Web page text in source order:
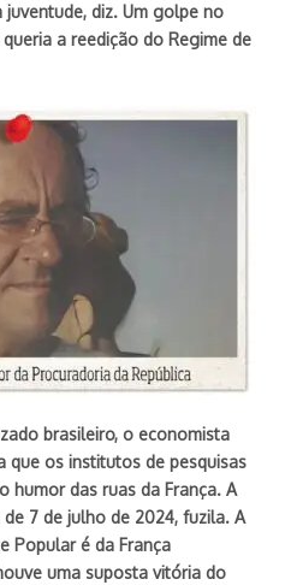
diz. Um golpe no
a reedição do Regime de
brasileiro, o economista
os institutos de pesquisas
humor das ruas da França. A
7 de julho de 2024, fuzila. A
Popular é da França
uma suposta vitória do